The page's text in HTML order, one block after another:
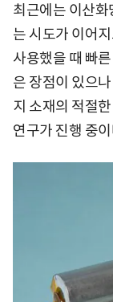
최근에는 이산
는 시도가 이어
사용했을 때 빠
은 장점이 있으
지 소재의 적절
연구가 진행 중